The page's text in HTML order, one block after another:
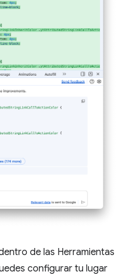
de las Herramientas
configurar tu lugar